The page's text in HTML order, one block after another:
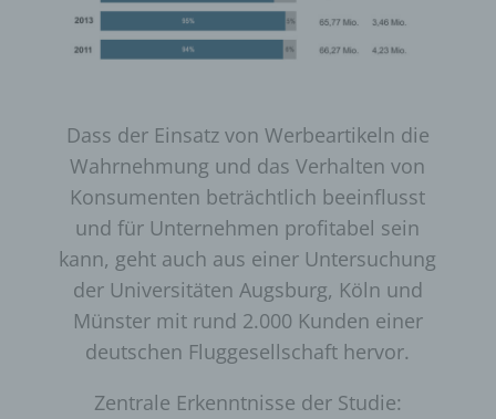
Dass der Einsatz von Werbeartikeln die
Wahrnehmung und das Verhalten von
Konsumenten beträchtlich beeinflusst
und für Unternehmen profitabel sein
kann, geht auch aus einer Untersuchung
der Universitäten Augsburg, Köln und
Münster mit rund 2.000 Kunden einer
deutschen Fluggesellschaft hervor.
Zentrale Erkenntnisse der Studie:
durch unsere Internetseite jederzeit mittels einer
entsprechenden Einstellung des genutzten
Internetbrowsers verhindern und damit der Setzung von
Internetbrowser oder andere Softwareprogramme
Internetbrowsern möglich. Deaktiviert die betroffene
Person die Setzung von Cookies in dem genutzten
Internetbrowser, sind unter Umständen nicht alle
Funktionen unserer Internetseite vollumfänglich nutzbar.
Erfassung von allgemeinen Daten
und Informationen
Die Internetseite erfasst mit jedem Aufruf der